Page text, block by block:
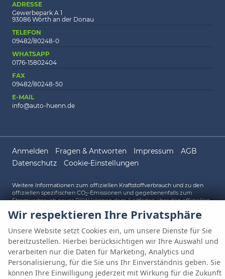
ADRESSE
Gewerbepark A 1
93086 Wörth an der Donau
TELEFON
09482/80248-0
WHATSAPP
0176-15802404
FAX
09482/80248-50
E-MAIL
info@auto-huenn.de
Anmelden Fragen & Antworten Impressum
AGB
Datenschutz
Cookie-Einstellungen
Weitere Informationen zum offiziellen Kraftstoffverbrauch und zu den
offiziellen spezifischen CO2-Emissionen und gegebenenfalls zum
Stromverbrauch neuer PKW können dem 'Leitfaden über den offiziellen
offiziellen Stromverbrauch neuer PKW' entnommen werden, der an allen
Verkaufsstellen und bei der 'Deutschen Automobil Treuhand GmbH'
unentgeltlich erhältlich ist unter www.dat.de.
© 2026 AUTO HÜNN OHG, Gewerbepark A 1,93086Wörth an der
Donau,09482/80248-0 Powered by Autrado
Wir respektieren Ihre Privatsphäre
Unsere Website setzt Cookies ein, um unsere Dienste für Sie
bereitzustellen. Hierbei berücksichtigen wir Ihre Auswahl und
verarbeiten nur die Daten für Marketing, Analytics und
Personalisierung, für die Sie uns Ihr Einverständnis geben. Sie
können Ihre Einwilligung jederzeit mit Wirkung für die Zukunft